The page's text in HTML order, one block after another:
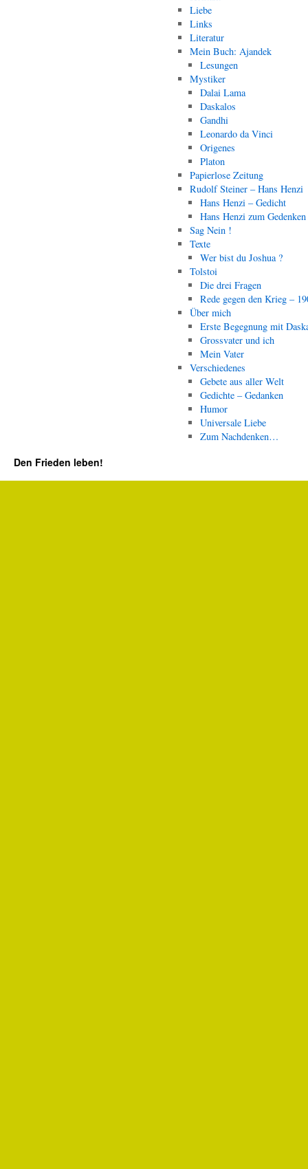
Liebe
Links
Literatur
Mein Buch: Ajandek
Lesungen
Mystiker
Dalai Lama
Daskalos
Gandhi
Leonardo da Vinci
Origenes
Platon
Papierlose Zeitung
Rudolf Steiner – Hans Henzi
Hans Henzi – Gedicht
Hans Henzi zum Gedenken
Sag Nein !
Texte
Wer bist du Joshua ?
Tolstoi
Die drei Fragen
Rede gegen den Krieg –
Über mich
Erste Begegnung mit
Grossvater und ich
Mein Vater
Verschiedenes
Gebete aus aller Welt
Gedichte – Gedanken
Humor
Universale Liebe
Zum Nachdenken…
Den Frieden leben!